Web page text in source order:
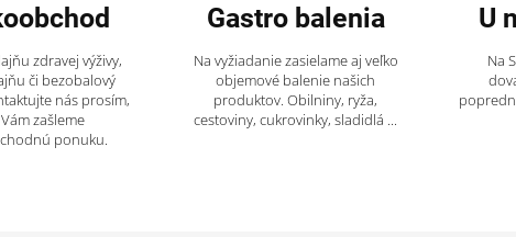
zdravej výživy,
či bezobalový
nás prosím,
zašleme
ponuku.
Gastro balenia
Na vyžiadanie zasielame aj veľko
objemové balenie našich
produktov. Obilniny, ryža,
cestoviny, cukrovinky, sladidlá ...
U
Na